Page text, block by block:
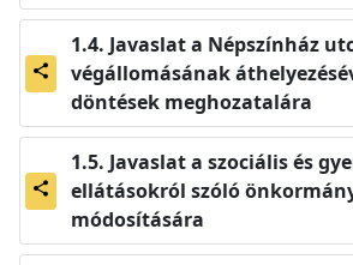
share
Javaslat a Népszínház
végállomásának
döntések meghozatalára
share
Javaslat a szociális és
ellátásokról szóló
módosítására